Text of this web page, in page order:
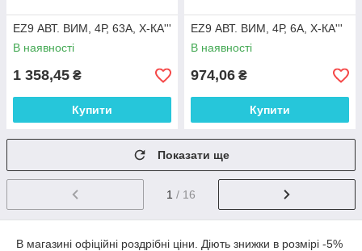
EZ9 АВТ. ВИМ, 4Р, 63А, Х-КА'''
В наявності
1 358,45 ₴
Купити
EZ9 АВТ. ВИМ, 4Р, 6А, Х-КА'''
В наявності
974,06 ₴
Купити
Показати ще
1 / 16
В магазині офіційні роздрібні ціни. Діють знижки в розмірі -5%